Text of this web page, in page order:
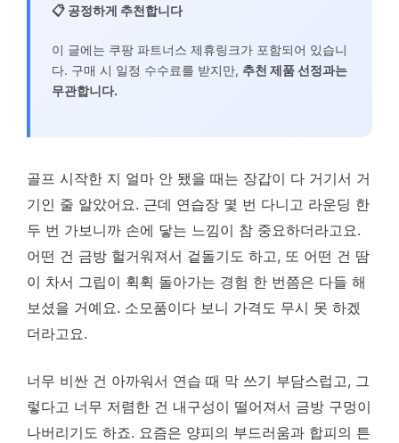
📋 공정하게 추천합니다
이 글에는 쿠팡 파트너스 제휴링크가 포함되어 있습니
다. 구매 시 일정 수수료를 받지만, 추천 제품 선정과는
무관합니다.
골프 시작한 지 얼마 안 됐을 때는 장갑이 다 거기서 거
기인 줄 알았어요. 근데 연습장 몇 번 다니고 라운딩 한
두 번 가보니까 손에 닿는 느낌이 참 중요하더라고요.
어떤 건 금방 헐거워져서 겉돌기도 하고, 또 어떤 건 땀
이 차서 그립이 휙휙 돌아가는 경험 한 번쯤은 다들 해
보셨을 거예요. 소모품이다 보니 가격도 무시 못 하겠
더라고요.
너무 비싼 건 아까워서 연습 때 막 쓰기 부담스럽고, 그
렇다고 너무 저렴한 건 내구성이 떨어져서 금방 구멍이
나버리기도 하죠. 요즘은 양피의 부드러움과 합피의 튼